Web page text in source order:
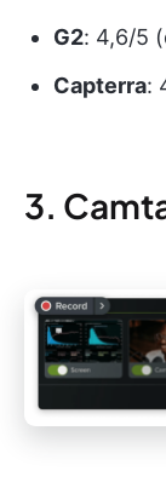
G2: 4,6/5
Capterra:
3.